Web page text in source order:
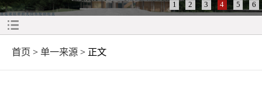
1 2 3 4 5 6
首页 > 单一来源 > 正文